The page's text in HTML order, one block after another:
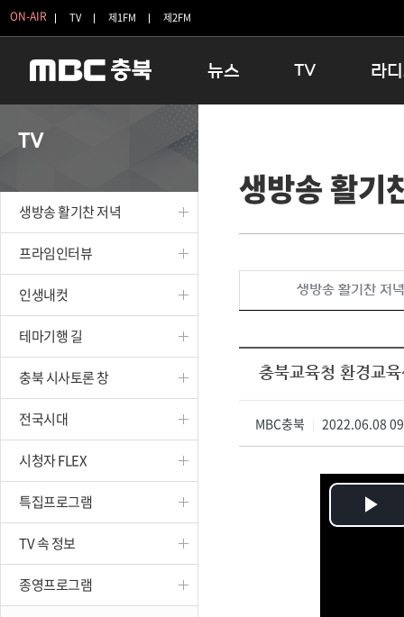
ON-AIR TV 제1FM 제2FM
뉴스
보은
옥천
TV
인생내컷
테마기행 길
시청자 FLEX
특집프로그램
종영프로그램
라
16:00
우리 고
TV
생방송 활기찬 저녁
프라임인터뷰
인생내컷
테마기행 길
충북 시사토론 창
전국시대
시청자 FLEX
특집프로그램
TV 속 정보
종영프로그램
생방송 활기
생방송 활기찬 저녁
충북교육청 환경교
MBC충북 2022.06.08